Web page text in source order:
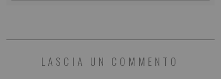
LASCIA UN COMMENTO